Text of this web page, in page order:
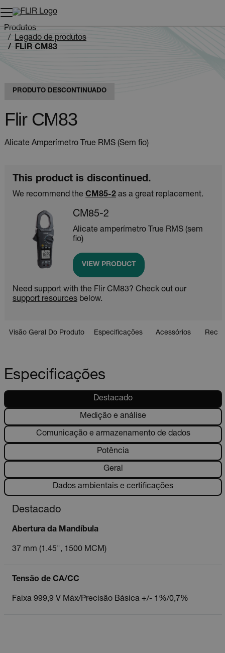
Produtos
Legado de produtos
FLIR CM83
PRODUTO DESCONTINUADO
Flir CM83
Alicate Amperímetro True RMS (Sem fio)
This product is discontinued.
We recommend the CM85-2 as a great replacement.
CM85-2
Alicate amperímetro True RMS (sem
fio)
VIEW PRODUCT
Need support with the Flir CM83? Check out our
support resources below.
Visão Geral Do Produto Especificações Acessórios
Especificações
Destacado
Medição e análise
Comunicação e armazenamento de dados
Potência
Geral
Dados ambientais e certificações
Destacado
Abertura da Mandíbula
37 mm (1.45", 1500 MCM)
Tensão de CA/CC
Faixa 999,9 V Máx/Precisão Básica +/- 1%/0,7%